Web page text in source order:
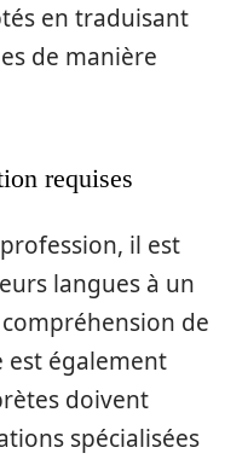
en traduisant
de manière
requises
il est
langues à un
de
est également
doivent
spécialisées